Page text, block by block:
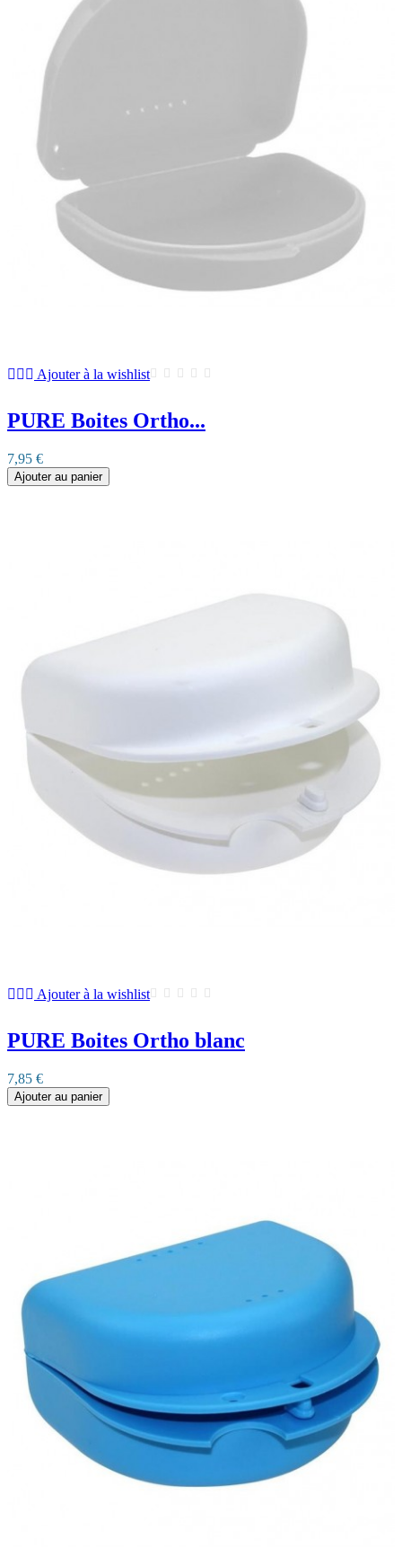
Ajouter à la wishlist
PURE Boites Ortho...
7,95 €
Ajouter au panier
Ajouter à la wishlist
PURE Boites Ortho blanc
7,85 €
Ajouter au panier